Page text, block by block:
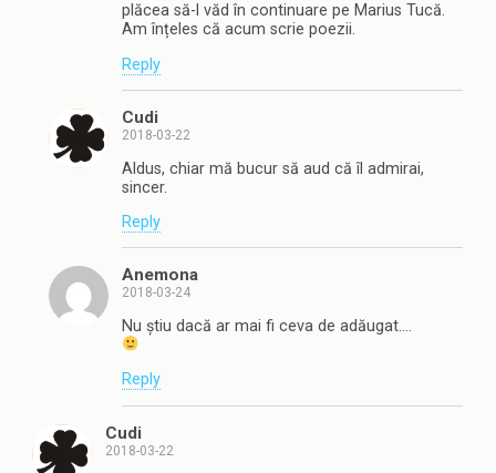
plăcea să-l văd în continuare pe Marius Tucă.
Am înțeles că acum scrie poezii.
Reply
Cudi
2018-03-22
Aldus, chiar mă bucur să aud că îl admirai,
sincer.
Reply
Anemona
2018-03-24
Nu știu dacă ar mai fi ceva de adăugat….
Reply
Cudi
2018-03-22